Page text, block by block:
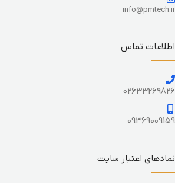
info@pmtech.ir
اطلاعات تماس
02633269826
09369009159
نمادهای اعتبار سایت